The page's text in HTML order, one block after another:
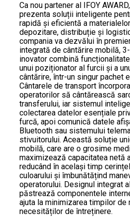
Ca nou partener al IFOY
prezenta soluții inteligente
rapidă și eficientă a
depozitare, distribuție și
compania va dezvălui în
integrată de cântărire mobilă,
inovator combină
unui poziționator al furcii și a
cântărire, într-un singur pachet
Cântarele de transport
operatorilor să cântărească
transferului, iar sistemul
colectarea datelor esențiale
furcă, apoi comunică datele
Bluetooth sau sistemului
stivuitorului. Această soluție
mobilă, care are o grosime
maximizează capacitatea netă
reducând în același timp
culoarului și îmbunătățind
operatorului. Designul integrat
păstrează componentele
ajuta la minimizarea timpilor de
necesităților de întreținere.